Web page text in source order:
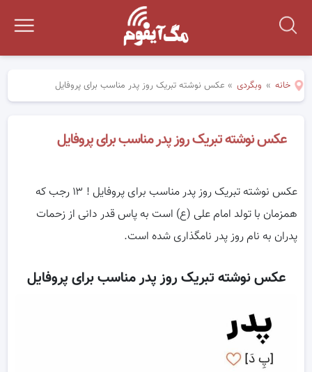
خانه » وبگردی » عکس نوشته تبریک روز پدر مناسب برای پروفایل
عکس نوشته تبریک روز پدر مناسب برای پروفایل
عکس نوشته تبریک روز پدر مناسب برای پروفایل ! ۱۳ رجب که
همزمان با تولد امام علی (ع) است به پاس قدر دانی از زحمات
پدران به نام روز پدر نامگذاری شده است.
عکس نوشته تبریک روز پدر مناسب برای پروفایل